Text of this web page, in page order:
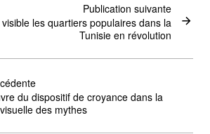
du dispositif de croyance dans la
des mythes
Publication suivante
les quartiers populaires dans la
Tunisie en révolution